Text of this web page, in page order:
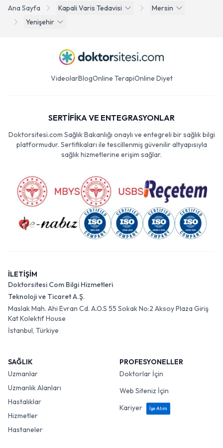
Ana Sayfa Kapali Varis Tedavisi
Mersin
Yenişehir
VideolarBlogOnline TerapiOnline Diyet
SERTİFİKA VE ENTEGRASYONLAR
Doktorsitesi.com Sağlık Bakanlığı onaylı ve entegreli bir sağlık bilgi
platformudur. Sertifikaları ile tescillenmiş güvenilir altyapısıyla
sağlık hizmetlerine erişim sağlar.
İLETİŞİM
Doktorsitesi Com Bilgi Hizmetleri
Teknoloji ve Ticaret A.Ş.
Maslak Mah. Ahi Evran Cd. A.O.S 55 Sokak No:2 Aksoy Plaza Giriş
Kat Kolektif House
İstanbul, Türkiye
SAĞLIK
Uzmanlar
Uzmanlık Alanları
Hastalıklar
Hizmetler
Hastaneler
PROFESYONELLER
Doktorlar İçin
Web Siteniz İçin
Kariyer
İşe Alım